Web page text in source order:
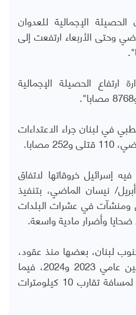
الإجمالية للعدوان
مارس الماضي وحتى الأربعاء ارتفعت إلى
ارتفاع الحصيلة الإجمالية
في لبنان جراء الاعتداءات
إسرائيل خروقاتها لاتفاق
وقف إطلاق النار منذ 17 أبريل/ نيسان الماضي، بتنفيذ
في عشرات البلدات
وأضرار مادية واسعة.
لبنان، بعضها منذ عقود،
وأخرى منذ الحرب السابقة بين عامي 2023 و2024، فيما
توغلت خلال العدوان الراهن لمسافة تقارب 10 كيلومترات